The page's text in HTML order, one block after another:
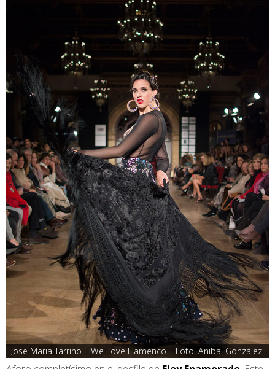
Jose Maria Tarrino – We Love Flamenco – Foto: Anibal González